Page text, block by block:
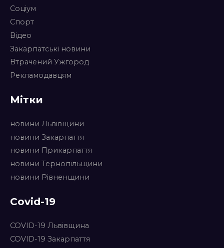
Соціум
Спорт
Відео
Закарпатські новини
Втрачений Ужгород
Рекламодавцям
Мітки
новини Львівщини
новини Закарпаття
новини Прикарпаття
новини Тернопільщини
новини Рівненщини
Covid-19
COVID-19 Львівщина
COVID-19 Закарпаття